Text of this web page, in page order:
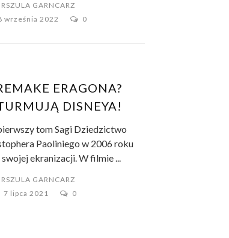
GARNCARZ
września 2022
0
ERAGONA?
DISNEYA!
tom Sagi Dziedzictwo
Paoliniego w 2006 roku
swojej ekranizacji. W filmie ...
GARNCARZ
7 lipca 2021
0